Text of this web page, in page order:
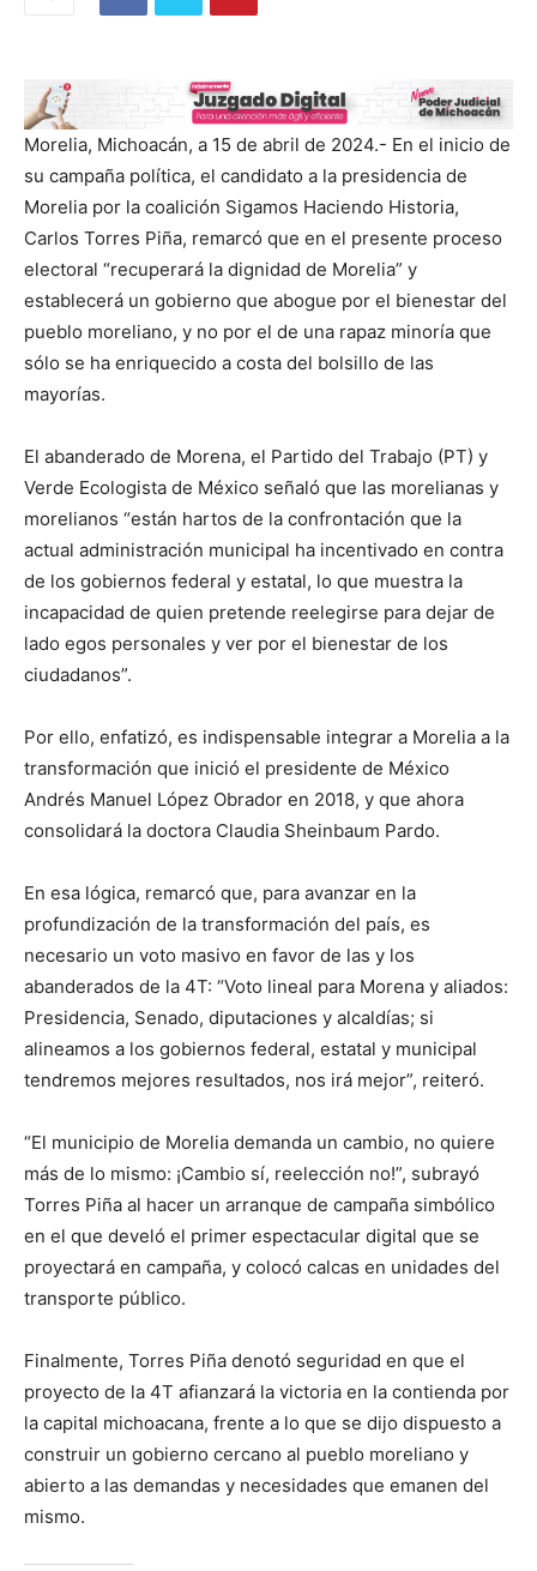
Morelia, Michoacán, a 15 de abril de 2024.- En el inicio de
su campaña política, el candidato a la presidencia de
Morelia por la coalición Sigamos Haciendo Historia,
Carlos Torres Piña, remarcó que en el presente proceso
electoral “recuperará la dignidad de Morelia” y
establecerá un gobierno que abogue por el bienestar del
pueblo moreliano, y no por el de una rapaz minoría que
sólo se ha enriquecido a costa del bolsillo de las
mayorías.
El abanderado de Morena, el Partido del Trabajo (PT) y
Verde Ecologista de México señaló que las morelianas y
morelianos “están hartos de la confrontación que la
actual administración municipal ha incentivado en contra
de los gobiernos federal y estatal, lo que muestra la
incapacidad de quien pretende reelegirse para dejar de
lado egos personales y ver por el bienestar de los
ciudadanos”.
Por ello, enfatizó, es indispensable integrar a Morelia a la
transformación que inició el presidente de México
Andrés Manuel López Obrador en 2018, y que ahora
consolidará la doctora Claudia Sheinbaum Pardo.
En esa lógica, remarcó que, para avanzar en la
profundización de la transformación del país, es
necesario un voto masivo en favor de las y los
abanderados de la 4T: “Voto lineal para Morena y aliados:
Presidencia, Senado, diputaciones y alcaldías; si
alineamos a los gobiernos federal, estatal y municipal
tendremos mejores resultados, nos irá mejor”, reiteró.
“El municipio de Morelia demanda un cambio, no quiere
más de lo mismo: ¡Cambio sí, reelección no!”, subrayó
Torres Piña al hacer un arranque de campaña simbólico
en el que develó el primer espectacular digital que se
proyectará en campaña, y colocó calcas en unidades del
transporte público.
Finalmente, Torres Piña denotó seguridad en que el
proyecto de la 4T afianzará la victoria en la contienda por
la capital michoacana, frente a lo que se dijo dispuesto a
construir un gobierno cercano al pueblo moreliano y
abierto a las demandas y necesidades que emanen del
mismo.